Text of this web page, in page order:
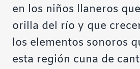
en los niños llaneros
orilla del río y que
los elementos sonoros
esta región cuna de